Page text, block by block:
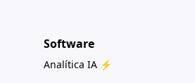
Software
Analítica IA ⚡